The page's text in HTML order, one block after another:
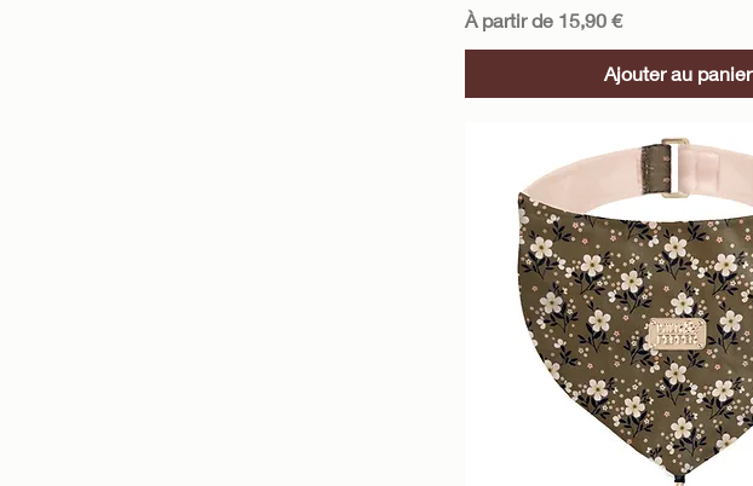
À partir de 15,90 €
Prix promotionnel
Ajouter au panier